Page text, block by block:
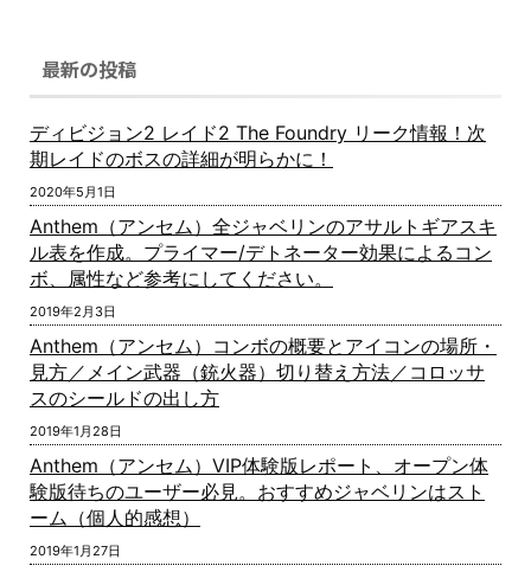
最新の投稿
ディビジョン2 レイド2 The Foundry リーク情報！次
期レイドのボスの詳細が明らかに！
2020年5月1日
Anthem（アンセム）全ジャベリンのアサルトギアスキ
ル表を作成。プライマー/デトネーター効果によるコン
ボ、属性など参考にしてください。
2019年2月3日
Anthem（アンセム）コンボの概要とアイコンの場所・
見方／メイン武器（銃火器）切り替え方法／コロッサ
スのシールドの出し方
2019年1月28日
Anthem（アンセム）VIP体験版レポート、オープン体
験版待ちのユーザー必見。おすすめジャベリンはスト
ーム（個人的感想）
2019年1月27日